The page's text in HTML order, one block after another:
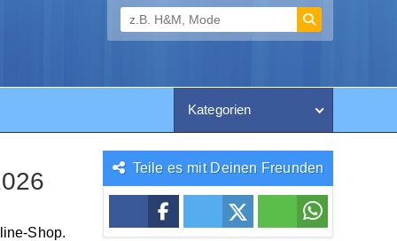
Kategorien
Shop.
Teile es mit Deinen Freunden